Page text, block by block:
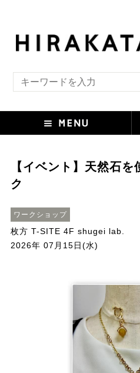
【イベント】天然石
ク
ワークショップ
枚方 T-SITE 4F shugei lab.
2026年 07月15日(水)